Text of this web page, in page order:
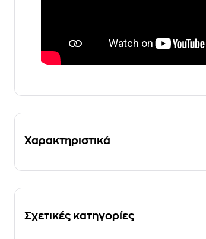
Χαρακτηριστικά
Σχετικές κατηγορίες